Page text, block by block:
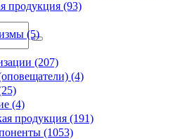
продукция (93)
(5)
(207)
(4)
(4)
продукция (191)
(1053)